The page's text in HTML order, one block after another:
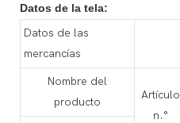
Datos de la tela:
Datos de las
mercancías
Nombre del
producto
Artículo
n.°